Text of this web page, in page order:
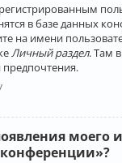
в базе данных
на имени
Личный раздел. Там
предпочтения.
моего